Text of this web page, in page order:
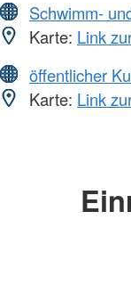
Schwimm-
Karte: Link
öffentlicher
Karte: Link